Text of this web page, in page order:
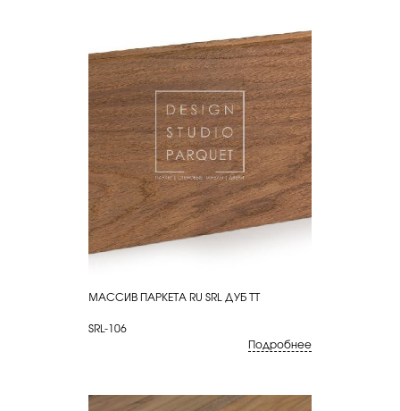
КУПИТЬ
МАССИВ ПАРКЕТА RU SRL ДУБ ТТ
SRL-106
Подробнее